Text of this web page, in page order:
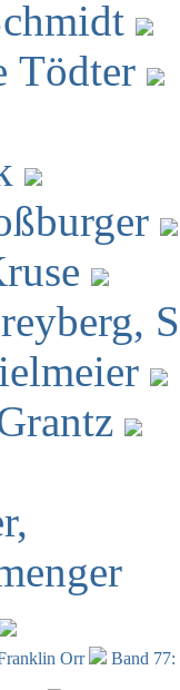
Tödter
Orr
Band